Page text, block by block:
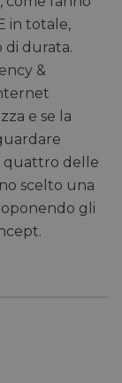
in totale,
di durata.
&
e se la
quattro delle
scelto una
gli